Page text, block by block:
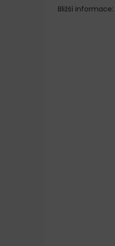
Bližší informace: